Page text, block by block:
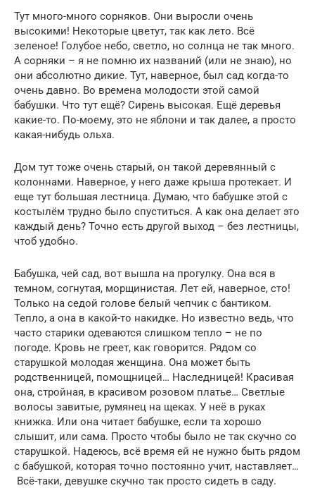
Тут много-много сорняков. Они выросли очень
высокими! Некоторые цветут, так как лето. Всё
зеленое! Голубое небо, светло, но солнца не так много.
А сорняки – я не помню их названий (или не знаю), но
они абсолютно дикие. Тут, наверное, был сад когда-то
очень давно. Во времена молодости этой самой
бабушки. Что тут ещё? Сирень высокая. Ещё деревья
какие-то. По-моему, это не яблони и так далее, а просто
какая-нибудь ольха.
Дом тут тоже очень старый, он такой деревянный с
колоннами. Наверное, у него даже крыша протекает. И
еще тут большая лестница. Думаю, что бабушке этой с
костылём трудно было спуститься. А как она делает это
каждый день? Точно есть другой выход – без лестницы,
чтоб удобно.
Бабушка, чей сад, вот вышла на прогулку. Она вся в
темном, согнутая, морщинистая. Лет ей, наверное, сто!
Только на седой голове белый чепчик с бантиком.
Тепло, а она в какой-то накидке. Но известно ведь, что
часто старики одеваются слишком тепло – не по
погоде. Кровь не греет, как говорится. Рядом со
старушкой молодая женщина. Она может быть
родственницей, помощницей… Наследницей! Красивая
она, стройная, в красивом розовом платье… Светлые
волосы завитые, румянец на щеках. У неё в руках
книжка. Или она читает бабушке, если та хорошо
слышит, или сама. Просто чтобы было не так скучно со
старушкой. Надеюсь, всё время ей не нужно быть рядом
с бабушкой, которая точно постоянно учит, наставляет…
Всё-таки, девушке скучно так просто сидеть в саду.